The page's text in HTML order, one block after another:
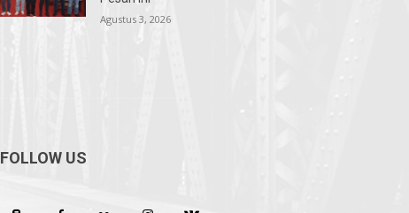
Agustus 3, 2026
FOLLOW US